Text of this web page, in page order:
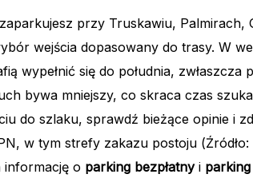
przy Truskawiu, Palmirach,
wejścia dopasowany do trasy. W
wypełnić się do południa, zwłaszcza
bywa mniejszy, co skraca czas
do szlaku, sprawdź bieżące opinie i
w tym strefy zakazu postoju
informację o parking bezpłatnyi parking